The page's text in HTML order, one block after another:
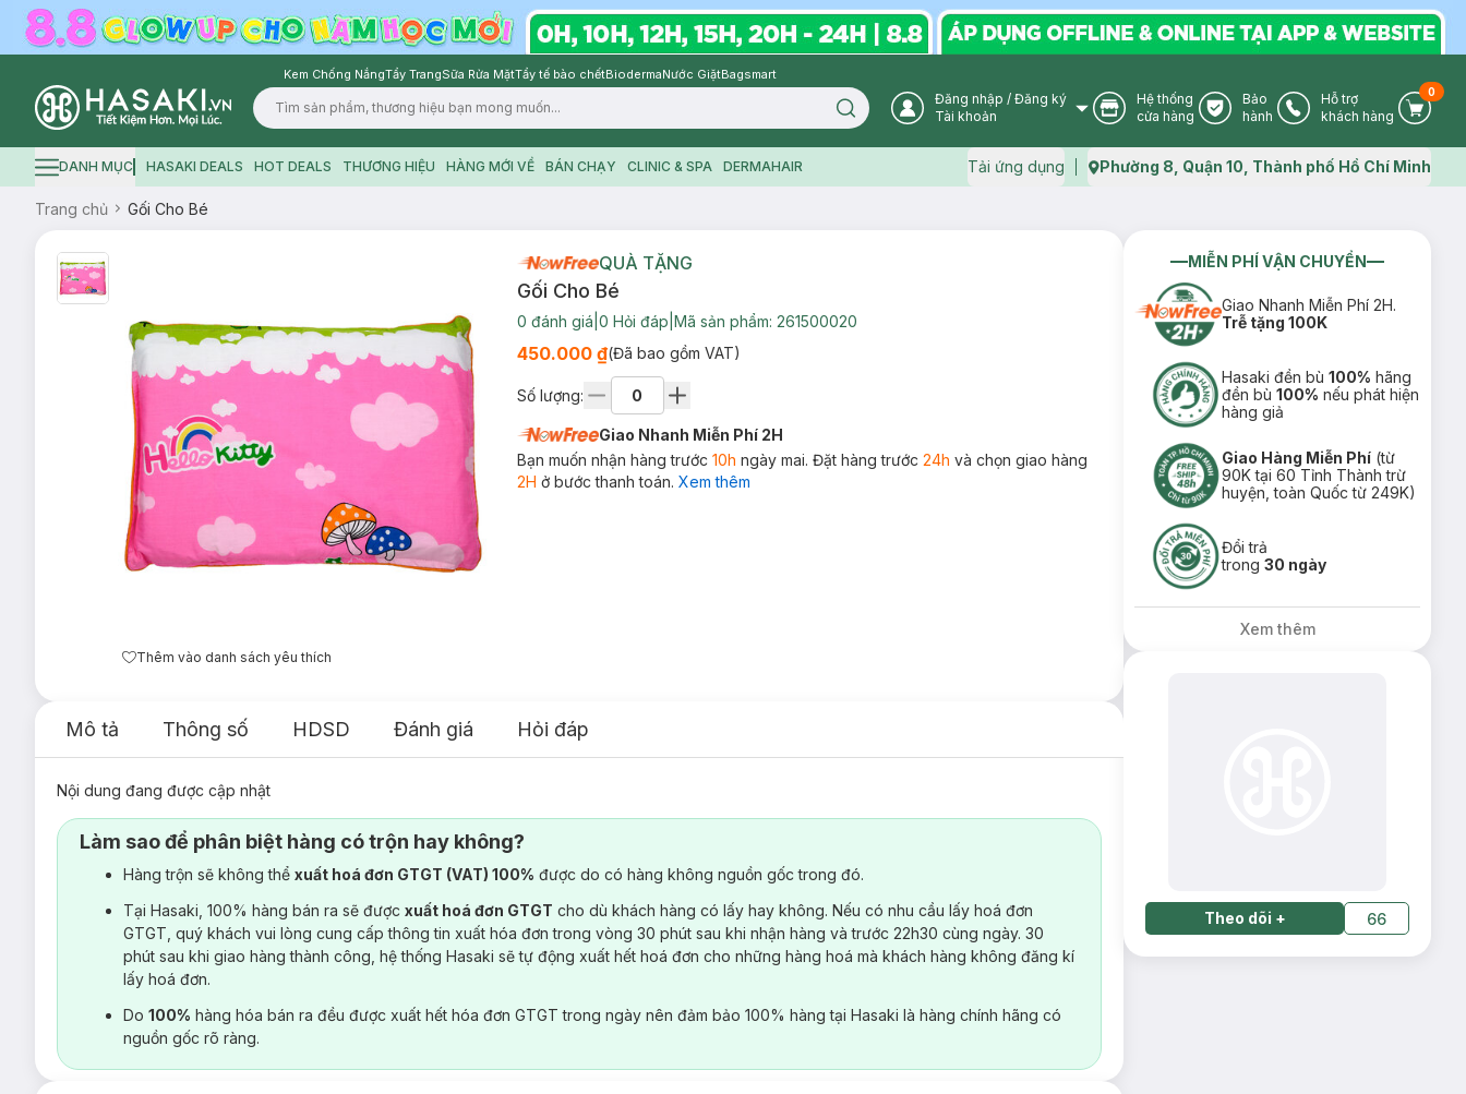
Kem Chống NắngTẩy TrangSữa Rửa MặtTẩy tế bào chếtBiodermaNước GiặtBagsmart
Logo
Search icon User Icon
Đăng nhập / Đăng ký
Tài khoản
Store Icon
Hệ thống
cửa hàng
Warranty Icon
Bảo
hành
Phone Icon
Hỗ trợ
khách hàng
Cart
0
Hamburger icon
DANH MỤC HASAKI DEALS HOT DEALS THƯƠNG HIỆU HÀNG MỚI VỀ BÁN CHẠY CLINIC & SPA DERMAHAIR Tải ứng dụng Map icon
Phường 8, Quận 10, Thành phố Hồ Chí Minh
Trang chủ Gối Cho Bé
Thêm vào danh sách yêu thích
QUÀ TẶNG
Gối Cho Bé
0 đánh giá 0 Hỏi đáp Mã sản phẩm: 261500020
450.000 ₫(Đã bao gồm VAT)
Số lượng:
Giao Nhanh Miễn Phí 2H
Bạn muốn nhận hàng trước 10h ngày mai. Đặt hàng trước 24h và chọn giao hàng
2H ở bước thanh toán. Xem thêm
Mô tả Thông số HDSD Đánh giá Hỏi đáp
Nội dung đang được cập nhật
Làm sao để phân biệt hàng có trộn hay không?
Hàng trộn sẽ không thể xuất hoá đơn GTGT (VAT) 100% được do có hàng không nguồn gốc trong đó.
Tại Hasaki, 100% hàng bán ra sẽ được xuất hoá đơn GTGT cho dù khách hàng có lấy hay không. Nếu có nhu cầu lấy hoá đơn
GTGT, quý khách vui lòng cung cấp thông tin xuất hóa đơn trong vòng 30 phút sau khi nhận hàng và trước 22h30 cùng ngày. 30
phút sau khi giao hàng thành công, hệ thống Hasaki sẽ tự động xuất hết hoá đơn cho những hàng hoá mà khách hàng không đăng kí
lấy hoá đơn.
Do 100% hàng hóa bán ra đều được xuất hết hóa đơn GTGT trong ngày nên đảm bảo 100% hàng tại Hasaki là hàng chính hãng có
nguồn gốc rõ ràng.
MIỄN PHÍ VẬN CHUYỂN
Giao Nhanh Miễn Phí 2H.
Trễ tặng 100K
Hasaki đền bù100% hãng
đền bù100% nếu phát hiện
hàng giả
Giao Hàng Miễn Phí (từ
90K tại 60 Tỉnh Thành trừ
huyện, toàn Quốc từ 249K)
Đổi trả
trong30 ngày
Xem thêm
Theo dõi + 66